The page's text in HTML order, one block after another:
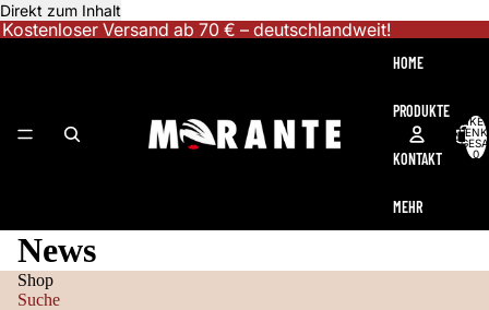
Direkt zum Inhalt
Kostenloser Versand ab 70 € – deutschlandweit!
HOME
PRODUKTE
KONTAKT
MEHR
0
News
Shop
Suche
Datenschutzerklärung
Widerrufsrecht